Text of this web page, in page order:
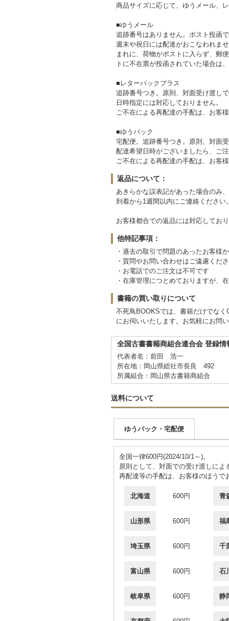
商品サイズに応じて、ゆうメール、
■ゆうメール
追跡番号はありません。ポスト投函
週末や祝日には配達がおこなわれま
まれに、荷物がポストに入らず、郵
トに不在票が投函されていた場合は
■レターパックプラス
追跡番号つき。原則、対面受け渡し
日時指定には対応しておりません。
ご不在による再配達の手配は、お客
■ゆうパック
宅配便。追跡番号つき。原則、対面
配達希望日時がございましたら、ご
ご不在による再配達の手配は、お客
返品について：
あきらかな誤表記があった場合のみ
到着から1週間以内にご連絡ください
お客様都合での返品には対応してお
他特記事項：
・過去の取引で問題のあったお客様
・質問やお問い合わせはご遠慮くだ
・お電話でのご注文は不可です
・在庫管理につとめておりますが、
書籍の買い取りについて
不死鳥BOOKSでは、書籍だけでな
にお伺いいたします。お気軽にお問
全国古書書籍商組合連合会 登録情
代表者名：前田 浩一
所在地：岡山県総社市長良 492
所属組合：岡山県古書籍商組合
送料について
ゆうパック・宅配便
全国一律600円(2024/10/1～)。
原則として、対面での受け渡しに
再配達等の手配は、お客様のほうで
北海道 600円 青
山形県 600円 福
埼玉県 600円 千
富山県 600円 石
岐阜県 600円 静